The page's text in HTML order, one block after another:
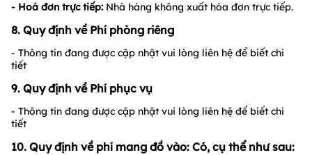
- Hoá đơn trực tiếp: Nhà hàng không xuất hóa đơn trực tiếp.
8. Quy định về Phí phòng riêng
- Thông tin đang được cập nhật vui lòng liên hệ để biết chi
tiết
9. Quy định về Phí phục vụ
- Thông tin đang được cập nhật vui lòng liên hệ để biết chi
tiết
10. Quy định về phí mang đồ vào: Có, cụ thể như sau: